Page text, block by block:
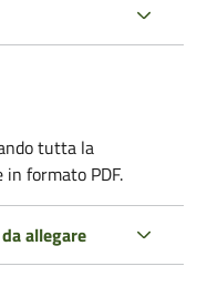
tutta la
formato PDF.
allegare